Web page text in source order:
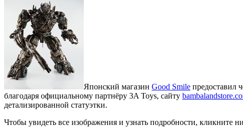
Японский магазин Good Smile предоставил
благодаря официальному партнёру 3A Toys, сайту
детализированной статуэтки.
Чтобы увидеть все изображения и узнать подробности, кликните